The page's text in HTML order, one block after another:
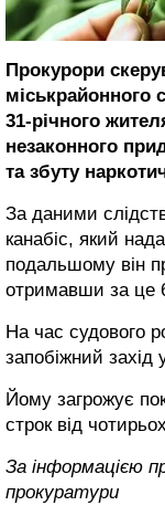
Прокурори
міськрайонного
31-річного
незаконного
та збуту
За даними
канабіс, який
подальшому він
отримавши за це
На час судового
запобіжний захід
Йому загрожує
строк від
За інформацією
прокуратури